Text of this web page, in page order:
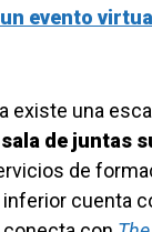
evento
existe una
sala de juntas
de
inferior cuenta